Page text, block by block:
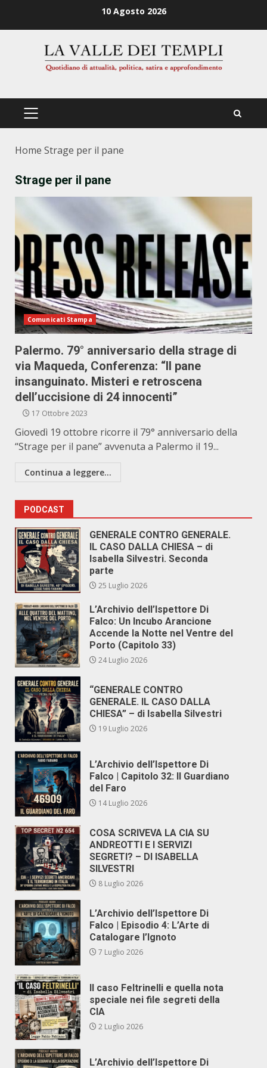
10 Agosto 2026
PRIMÄRES
Home Strage per il pane
Strage per il pane
Comunicati Stampa
Palermo. 79° anniversario della strage di
via Maqueda, Conferenza: “Il pane
insanguinato. Misteri e retroscena
dell’uccisione di 24 innocenti”
17 Ottobre 2023
Giovedì 19 ottobre ricorre il 79° anniversario della
“Strage per il pane” avvenuta a Palermo il 19...
Continua a leggere...
PODCAST
GENERALE CONTRO GENERALE.
IL CASO DALLA CHIESA – di
Isabella Silvestri. Seconda
parte
25 Luglio 2026
L’Archivio dell’Ispettore Di
Falco: Un Incubo Arancione
Accende la Notte nel Ventre del
Porto (Capitolo 33)
24 Luglio 2026
“GENERALE CONTRO
GENERALE. IL CASO DALLA
CHIESA” – di Isabella Silvestri
19 Luglio 2026
L’Archivio dell’Ispettore Di
Falco | Capitolo 32: Il Guardiano
del Faro
14 Luglio 2026
COSA SCRIVEVA LA CIA SU
ANDREOTTI E I SERVIZI
SEGRETI? – DI ISABELLA
SILVESTRI
8 Luglio 2026
L’Archivio dell’Ispettore Di
Falco | Episodio 4: L’Arte di
Catalogare l’Ignoto
7 Luglio 2026
Il caso Feltrinelli e quella nota
speciale nei file segreti della
CIA
2 Luglio 2026
L’Archivio dell’Ispettore Di